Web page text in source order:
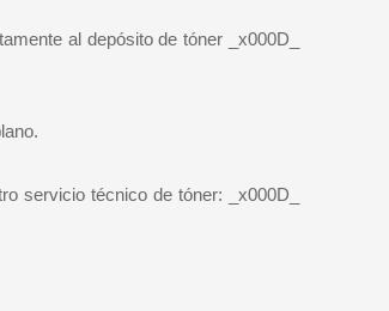
al depósito de tóner _x000D_
servicio técnico de tóner: _x000D_